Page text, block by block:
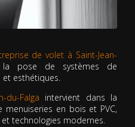
de volet à Saint-Jean-
la pose de systèmes de
esthétiques.
du-Falga intervient dans la
en bois et PVC,
technologies modernes.